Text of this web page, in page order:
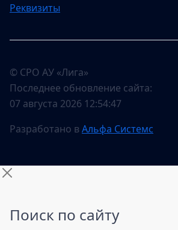
Реквизиты
© СРО АУ «Лига»
Последнее обновление сайта:
07 августа 2026 12:54:47
Разработано вАльфа Системс
Поиск по сайту
Поиск по сайту